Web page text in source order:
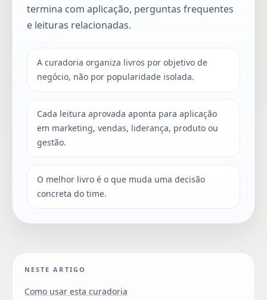
termina com aplicação, perguntas frequentes
e leituras relacionadas.
A curadoria organiza livros por objetivo de
negócio, não por popularidade isolada.
Cada leitura aprovada aponta para aplicação
em marketing, vendas, liderança, produto ou
gestão.
O melhor livro é o que muda uma decisão
concreta do time.
NESTE ARTIGO
Como usar esta curadoria